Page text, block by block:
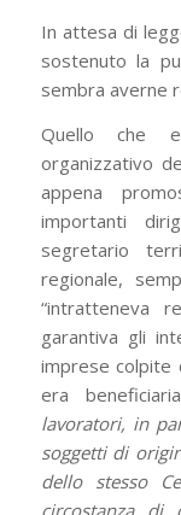
In attesa di
sostenuto la
sembra averne
Quello che
organizzativo
appena
importanti
segretario
regionale,
“intratteneva
garantiva gli
imprese colpite
era
lavoratori, in
soggetti di
dello stesso
circostanza di